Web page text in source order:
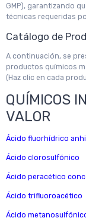
GMP), garantizando
técnicas requeridas
Catálogo de
A continuación, se
productos químicos
(Haz clic en cada
QUÍMICOS
VALOR
Ácido fluorhídrico
Ácido clorosulfónico
Ácido peracético
Ácido trifluoroacético
Ácido